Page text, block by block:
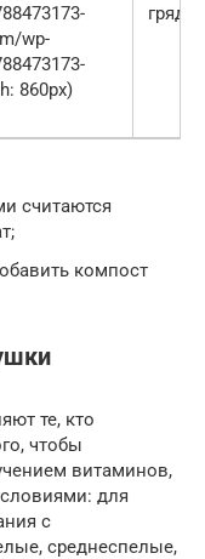
wp-
860px)
грядки
считаются
компост
те, кто
чтобы
витаминов,
для
с
среднеспелые,